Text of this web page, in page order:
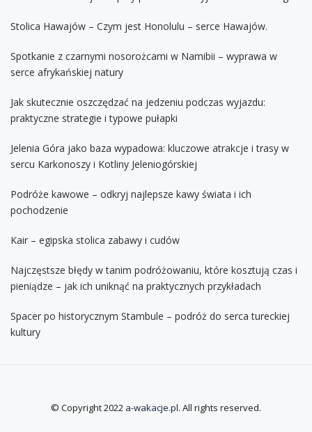
Stolica Hawajów – Czym jest Honolulu – serce Hawajów.
Spotkanie z czarnymi nosorożcami w Namibii – wyprawa w
serce afrykańskiej natury
Jak skutecznie oszczędzać na jedzeniu podczas wyjazdu:
praktyczne strategie i typowe pułapki
Jelenia Góra jako baza wypadowa: kluczowe atrakcje i trasy w
sercu Karkonoszy i Kotliny Jeleniogórskiej
Podróże kawowe – odkryj najlepsze kawy świata i ich
pochodzenie
Kair – egipska stolica zabawy i cudów
Najczęstsze błędy w tanim podróżowaniu, które kosztują czas i
pieniądze – jak ich uniknąć na praktycznych przykładach
Spacer po historycznym Stambule – podróż do serca tureckiej
kultury
© Copyright 2022 a-wakacje.pl. All rights reserved.